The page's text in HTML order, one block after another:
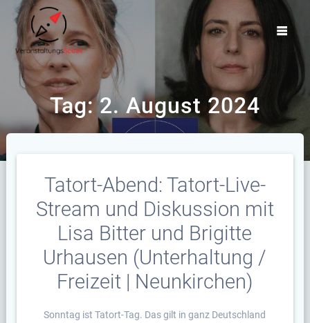
springen
Tag:2. August 2024
Tatort-Abend: Tatort-Live-
Stream und Diskussion mit
Lisa Bitter und Brigitte
Urhausen (Unterhaltung /
Freizeit | Neunkirchen)
Sonntag ist Tatort-Tag. Das gilt in ganz Deutschland